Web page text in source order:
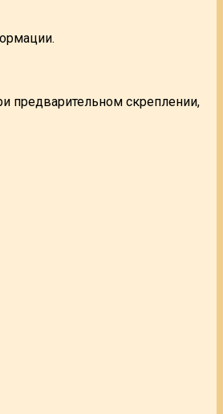
предварительном скреплении,